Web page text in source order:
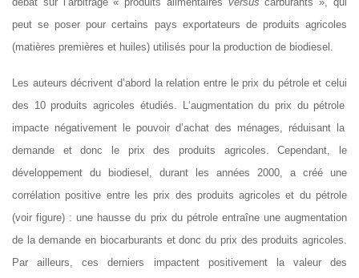
peut se poser pour certains pays exportateurs de produits agricoles
(matières premières et huiles) utilisés pour la production de biodiesel .
Les auteursdécrivent d’abord larelation entre le prix du pétroleet celui
des 10produits agricoles étudiés. L‘augmentation du prix du pétrole
impacte négativement le pouvoir d’achat des ménages, réduisant la
demande et donc le prix des produits agricoles. Cependant, le
développement du biodiesel, durant les années 2000, a créé une
corrélation positive entre les prix des produits agricoleset dupétrole
(voir figure) : une hausse du prix du pétrole entraîne une augmentation
de la demandeen biocarburants et doncdu prix des produits agricoles.
Par ailleurs, ces derniers impactentpositivement la valeur des